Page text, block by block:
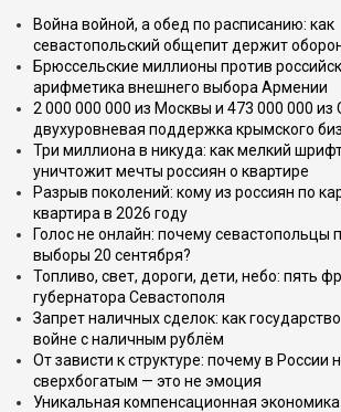
Война войной, а обед по расписанию: как
севастопольский общепит держит
Брюссельские миллионы против
арифметика внешнего выбора Армении
2 000 000 000 из Москвы и 473 000 000
двухуровневая поддержка крымского
Три миллиона в никуда: как мелкий
уничтожит мечты россиян о квартире
Разрыв поколений: кому из россиян по
квартира в 2026 году
Голос не онлайн: почему севастопольцы
выборы 20 сентября?
Топливо, свет, дороги, дети, небо: пять
губернатора Севастополя
Запрет наличных сделок: как
войне с наличным рублём
От зависти к структуре: почему в России
сверхбогатым — это не эмоция
Уникальная компенсационная